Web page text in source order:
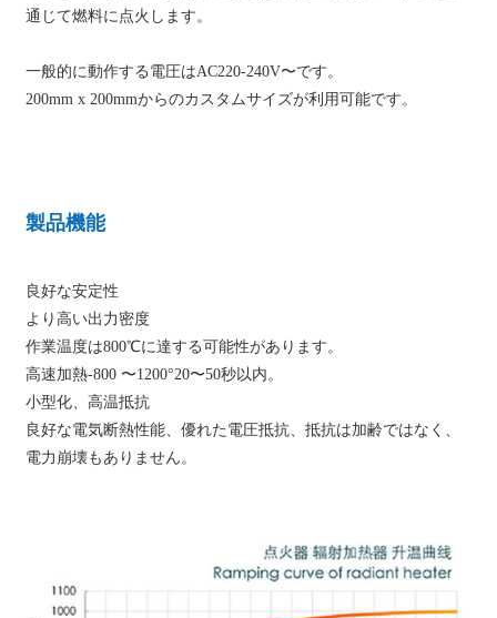
通じて燃料に点火します。
一般的に動作する電圧はAC220-240V〜です。
200mm x 200mmからのカスタムサイズが利用可能です。
製品機能
良好な安定性
より高い出力密度
作業温度は800℃に達する可能性があります。
高速加熱-800 〜1200°20〜50秒以内。
小型化、高温抵抗
良好な電気断熱性能、優れた電圧抵抗、抵抗は加齢ではなく、
電力崩壊もありません。